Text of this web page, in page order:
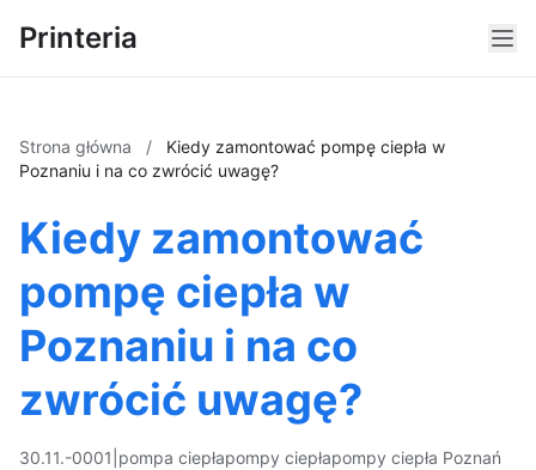
Printeria
Strona główna /
Kiedy zamontować pompę ciepła w
Poznaniu i na co zwrócić uwagę?
Kiedy zamontować
pompę ciepła w
Poznaniu i na co
zwrócić uwagę?
30.11.-0001 pompa ciepłapompy ciepłapompy ciepła Poznań